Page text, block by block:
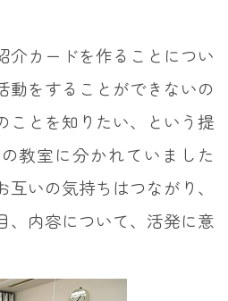
カードを作ることについ
動をすることができないの
ことを知りたい、という提
教室に分かれていました
いの気持ちはつながり、
、内容について、活発に意